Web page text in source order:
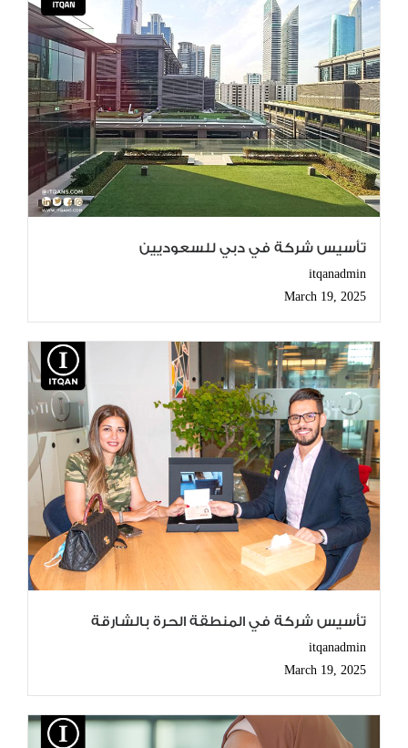
تأسيس شركة في دبي للسعوديين
itqanadmin
March 19, 2025
تأسيس شركة في المنطقة الحرة بالشارقة
itqanadmin
March 19, 2025